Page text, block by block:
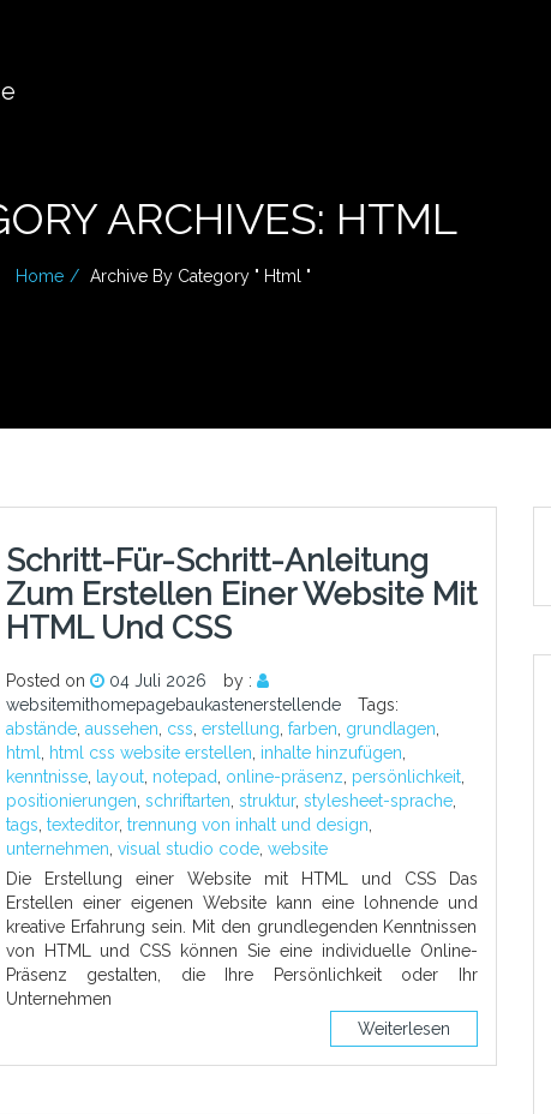
ARCHIVES: HTML
Home Archive By Category " Html "
Schritt-Für-Schritt-Anleitung
Zum Erstellen Einer Website Mit
HTML Und CSS
Posted on 04 Juli 2026
by :
websitemithomepagebaukastenerstellende
Tags:
abstände, aussehen css erstellung farben grundlagen
html
html css website erstellen inhalte hinzufügen
kenntnisse, layout, notepad online-präsenz persönlichkeit,
positionierungen schriftarten struktur, stylesheet-sprache,
tags texteditor, trennung von inhalt und design
unternehmen visual studio code, website
Die Erstellung einer Website mit HTML und CSS Das
Erstellen einer eigenen Website kann eine lohnende und
kreative Erfahrung sein. Mit den grundlegenden Kenntnissen
von HTML und CSS können Sie eine individuelle Online-
Präsenz gestalten, die Ihre Persönlichkeit oder Ihr
Unternehmen
Weiterlesen